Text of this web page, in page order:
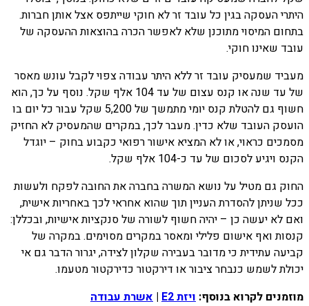
היתרי העסקה בגין כל עובד זר לא חוקי שייתפס אצל אותן חברות.
בתחום המיסוי מתוכנן שלא לאפשר הכרה בהוצאות ההעסקה של
עובד שאינו חוקי.
מעביד שמעסיק עובד זר ללא היתר עבודה צפוי לקבל עונש מאסר
של עד שנה או קנס עצום של עד 104 אלף שקל. נוסף על כך, הוא
חשוף גם להטלת קנס יומי מתמשך של 5,200 שקל עבור כל יום בו
הועסק העובד שלא כדין. מעבר לכך, במקרים שהמעסיק לא החזיק
מסמכים כראוי, או לא המציא אישור רפואי כקבוע בחוק – יוגדל
הקנס ויגיע לסכום של עד כ-104 אלף שקל.
החוק גם מטיל על נושא המשרה בחברה את החובה לפקח ולעשות
ככל שניתן להסדרת העניין תוך שהוא אחראי לכך באחריות אישית,
ואם לא יעשה כן – יהיה חשוף לשורה של סנקציות אישיות, ובכללן:
קנסות ואף אישום פלילי ומאסר במקרים מסוימים. במקרה של
קביעה עתידית כי מדובר בעבירה שקלון לצידה, יגרור הדבר גם אי
יכולת לשמש כנבחר ציבור או דירקטור כדירקטור מטעמו.
מוזמנים לקרוא בנוסף: ויזת E2 | אשרת עבודה